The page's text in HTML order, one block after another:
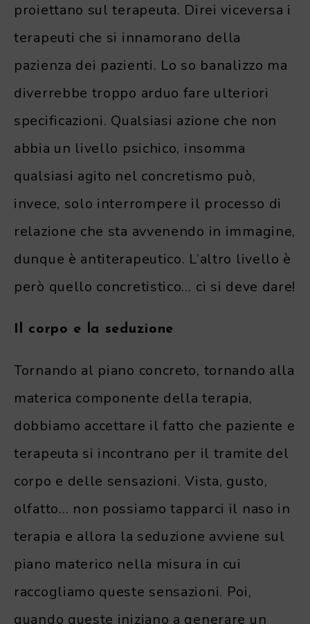
proiettano sul terapeuta. Direi viceversa i
terapeuti che si innamorano della
pazienza dei pazienti. Lo so banalizzo ma
diverrebbe troppo arduo fare ulteriori
specificazioni. Qualsiasi azione che non
abbia un livello psichico, insomma
qualsiasi agito nel concretismo può,
invece, solo interrompere il processo di
relazione che sta avvenendo in immagine,
dunque è antiterapeutico. L’altro livello è
però quello concretistico… ci si deve dare!
Il corpo e la seduzione
Tornando al piano concreto, tornando alla
materica componente della terapia,
dobbiamo accettare il fatto che paziente e
terapeuta si incontrano per il tramite del
corpo e delle sensazioni. Vista, gusto,
olfatto… non possiamo tapparci il naso in
terapia e allora la seduzione avviene sul
piano materico nella misura in cui
raccogliamo queste sensazioni. Poi,
quando queste iniziano a generare un